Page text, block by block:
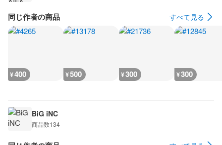
同じ作者の商品 すべて見る
¥400 ¥500 ¥300 ¥300
BiG iNC
商品数134